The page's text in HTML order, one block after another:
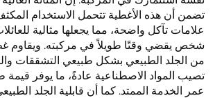
تضمن أن هذه الأغطية تتحمل الاستخدام
علامات تآكل واضحة، مما يجعلها مثالية
شخص يقضي وقتًا طويلاً في مركبته. ويقاوم
من الجلد الطبيعي بشكل طبيعي التشققات
تصيب المواد الاصطناعية عادةً، ما يوفر قيمة
عمر الخدمة الممتد. كما أن قابلية الجلد